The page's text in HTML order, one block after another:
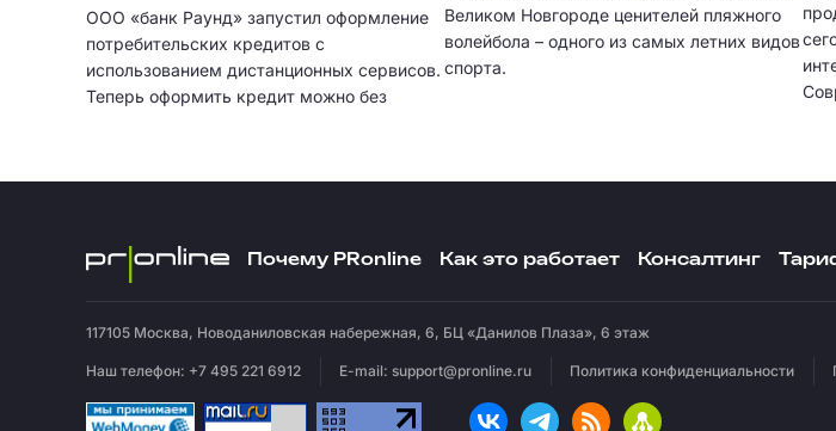
ООО «банк Раунд» запустил оформление
потребительских кредитов с
использованием дистанционных сервисов.
Теперь оформить кредит можно без
Великом Новгороде ценителей пляжного
волейбола – одного из самых летних видов
спорта.
Почему PRonline Как это работает Консалтинг
117105 Москва, Новоданиловская набережная, 6, БЦ «Данилов Плаза», 6 этаж
Наш телефон: +7 495 221 6912 E-mail: support@pronline.ru Политика конфиденциальности